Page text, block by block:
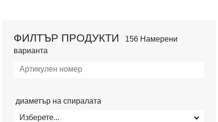
ФИЛТЪР ПРОДУКТИ
156 Намерени
варианта
диаметър на спиралата
Изберете...